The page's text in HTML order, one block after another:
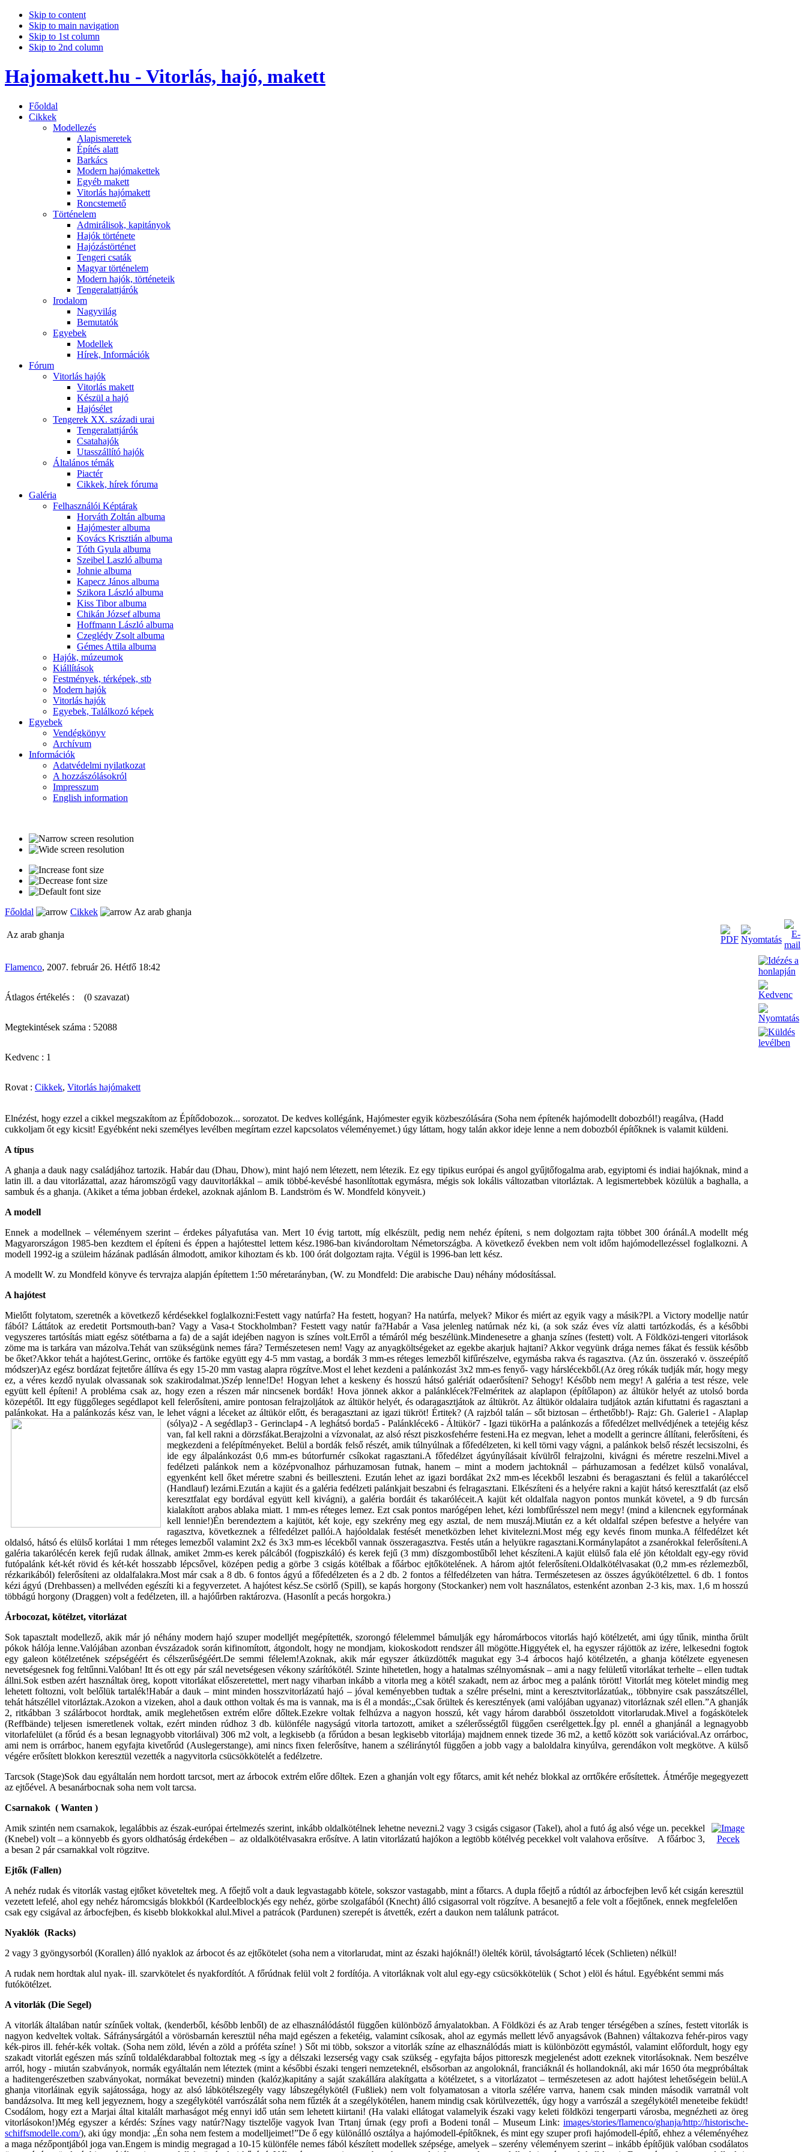
Skip to content
Skip to main navigation
Skip to 1st column
Skip to 2nd column
Hajomakett.hu - Vitorlás, hajó, makett
Főoldal
Cikkek
Modellezés
Alapismeretek
Építés alatt
Barkács
Modern hajómakettek
Egyéb makett
Vitorlás hajómakett
Roncstemető
Történelem
Admirálisok, kapitányok
Hajók története
Hajózástörténet
Tengeri csaták
Magyar történelem
Modern hajók, történeteik
Tengeralattjárók
Irodalom
Nagyvilág
Bemutatók
Egyebek
Modellek
Hírek, Információk
Fórum
Vitorlás hajók
Vitorlás makett
Készül a hajó
Hajósélet
Tengerek XX. századi urai
Tengeralattjárók
Csatahajók
Utasszállító hajók
Általános témák
Piactér
Cikkek, hírek fóruma
Galéria
Felhasználói Képtárak
Horváth Zoltán albuma
Hajómester albuma
Kovács Krisztián albuma
Tóth Gyula albuma
Szeibel Laszló albuma
Johnie albuma
Kapecz János albuma
Szikora László albuma
Kiss Tibor albuma
Chikán József albuma
Hoffmann László albuma
Czeglédy Zsolt albuma
Gémes Attila albuma
Hajók, múzeumok
Kiállítások
Festmények, térképek, stb
Modern hajók
Vitorlás hajók
Egyebek, Találkozó képek
Egyebek
Vendégkönyv
Archívum
Információk
Adatvédelmi nyilatkozat
A hozzászólásokról
Impresszum
English information
Főoldal Cikkek Az arab ghanja
Az arab ghanja
Flamenco, 2007. február 26. Hétfő 18:42
Átlagos értékelés : (0 szavazat)
Megtekintések száma : 52088
Kedvenc : 1
Rovat : Cikkek, Vitorlás hajómakett
Elnézést, hogy ezzel a cikkel megszakítom az Építődobozok... sorozatot. De kedves kollégánk, Hajómester egyik közbeszólására (Soha nem építenék hajómodellt dobozból!) reagálva, (Hadd
cukkoljam őt egy kicsit! Egyébként neki személyes levélben megírtam ezzel kapcsolatos véleményemet.) úgy láttam, hogy talán akkor ideje lenne a nem dobozból építőknek is valamit küldeni.
A típus
A ghanja a dauk nagy családjához tartozik. Habár dau (Dhau, Dhow), mint hajó nem létezett, nem létezik. Ez egy tipikus európai és angol gyűjtőfogalma arab, egyiptomi és indiai hajóknak, mind a
latin ill. a dau vitorlázattal, azaz háromszögű vagy dauvitorlákkal – amik többé-kevésbé hasonlítottak egymásra, mégis sok lokális változatban vitorláztak. A legismertebbek közülük a baghalla, a
sambuk és a ghanja. (Akiket a téma jobban érdekel, azoknak ajánlom B. Landström és W. Mondfeld könyveit.)
A modell
Ennek a modellnek – véleményem szerint – érdekes pályafutása van. Mert 10 évig tartott, míg elkészült, pedig nem nehéz építeni, s nem dolgoztam rajta többet 300 óránál.A modellt még
Magyarországon 1985-ben kezdtem el építeni és éppen a hajótesttel lettem kész.1986-ban kivándoroltam Németországba. A következő években nem volt időm hajómodellezéssel foglalkozni. A
modell 1992-ig a szüleim házának padlásán álmodott, amikor kihoztam és kb. 100 órát dolgoztam rajta. Végül is 1996-ban lett kész.
A modellt W. zu Mondfeld könyve és tervrajza alapján építettem 1:50 méretarányban, (W. zu Mondfeld: Die arabische Dau) néhány módosítással.
A hajótest
Mielőtt folytatom, szeretnék a következő kérdésekkel foglalkozni:Festett vagy natúrfa? Ha festett, hogyan? Ha natúrfa, melyek? Mikor és miért az egyik vagy a másik?Pl. a Victory modellje natúr
fából? Láttátok az eredetit Portsmouth-ban? Vagy a Vasa-t Stockholmban? Festett vagy natúr fa?Habár a Vasa jelenleg natúrnak néz ki, (a sok száz éves víz alatti tartózkodás, és a későbbi
vegyszeres tartósítás miatt egész sötétbarna a fa) de a saját idejében nagyon is színes volt.Erről a témáról még beszélünk.Mindenesetre a ghanja színes (festett) volt. A Földközi-tengeri vitorlások
zöme ma is tarkára van mázolva.Tehát van szükségünk nemes fára? Természetesen nem! Vagy az anyagköltségeket az egekbe akarjuk hajtani? Akkor vegyünk drága nemes fákat és fessük később
be őket?Akkor tehát a hajótest.Gerinc, orrtöke és fartöke együtt egy 4-5 mm vastag, a bordák 3 mm-es réteges lemezből kifűrészelve, egymásba rakva és ragasztva. (Az ún. összerakó v. összeépítő
módszer)Az egész bordázat fejtetőre állítva és egy 15-20 mm vastag alapra rögzítve.Most el lehet kezdeni a palánkozást 3x2 mm-es fenyő- vagy hárslécekből.(Az öreg rókák tudják már, hogy megy
ez, a véres kezdő nyulak olvassanak sok szakirodalmat.)Szép lenne!De! Hogyan lehet a keskeny és hosszú hátsó galériát odaerősíteni? Sehogy! Később nem megy! A galéria a test része, vele
együtt kell építeni! A probléma csak az, hogy ezen a részen már nincsenek bordák! Hova jönnek akkor a palánklécek?Felméritek az alaplapon (építőlapon) az áltükör helyét az utolsó borda
közepétől. Itt egy függőleges segédlapot kell felerősíteni, amire pontosan felrajzoljátok az áltükör helyét, és odaragasztjátok az áltükröt. Az áltükör oldalaira tudjátok aztán kifuttatni és ragasztani a
palánkokat. Ha a palánkozás kész van, le lehet vágni a léceket az áltükör előtt, és beragasztani az igazi tükröt! Értitek? (A rajzból talán – sőt biztosan – érthetőbb!)- Rajz: Gh. Galerie1 - Alaplap
(sólya)2 - A segédlap3 - Gerinclap4 - A leghátsó borda5 - Palánklécek6 - Áltükör7 - Igazi tükörHa a palánkozás a főfedélzet mellvédjének a tetejéig kész
van, fal kell rakni a dörzsfákat.Berajzolni a vízvonalat, az alsó részt piszkosfehérre festeni.Ha ez megvan, lehet a modellt a gerincre állítani, felerősíteni, és
megkezdeni a felépítményeket. Belül a bordák felső részét, amik túlnyúlnak a főfedélzeten, ki kell törni vagy vágni, a palánkok belső részét lecsiszolni, és
ide egy álpalánkozást 0,6 mm-es bútorfurnér csíkokat ragasztani.A főfedélzet ágyúnyílásait kívülről felrajzolni, kivágni és méretre reszelni.Mivel a
fedélzeti palánkok nem a középvonalhoz párhuzamosan futnak, hanem – mint a modern jachtoknál – párhuzamosan a fedélzet külső vonalával,
egyenként kell őket méretre szabni és beilleszteni. Ezután lehet az igazi bordákat 2x2 mm-es lécekből leszabni és beragasztani és felül a takaróléccel
(Handlauf) lezárni.Ezután a kajüt és a galéria fedélzeti palánkjait beszabni és felragasztani. Elkészíteni és a helyére rakni a kajüt hátsó keresztfalát (az első
keresztfalat egy bordával együtt kell kivágni), a galéria bordáit és takaróléceit.A kajüt két oldalfala nagyon pontos munkát követel, a 9 db furcsán
kialakított arabos ablaka miatt. 1 mm-es réteges lemez. Ezt csak pontos marógépen lehet, kézi lombfűrésszel nem megy! (mind a kilencnek egyformának
kell lennie!)Én berendeztem a kajütöt, két koje, egy szekrény meg egy asztal, de nem muszáj.Miután ez a két oldalfal szépen befestve a helyére van
ragasztva, következnek a félfedélzet pallói.A hajóoldalak festését menetközben lehet kivitelezni.Most még egy kevés finom munka.A félfedélzet két
oldalsó, hátsó és elülső korlátai 1 mm réteges lemezből valamint 2x2 és 3x3 mm-es lécekből vannak összeragasztva. Festés után a helyükre ragasztani.Kormánylapátot a zsanérokkal felerősíteni.A
galéria takarólécén kerek fejű rudak állnak, amiket 2mm-es kerek pálcából (fogpiszkáló) és kerek fejű (3 mm) díszgombostűből lehet készíteni.A kajüt elülső fala elé jön kétoldalt egy-egy rövid
futópalánk két-két rövid és két-két hosszabb lépcsővel, középen pedig a görbe 3 csigás kötélbak a főárboc ejtőkötelének. A három ajtót felerősíteni.Oldalkötélvasakat (0,2 mm-es rézlemezből,
rézkarikából) felerősíteni az oldalfalakra.Most már csak a 8 db. 6 fontos ágyú a főfedélzeten és a 2 db. 2 fontos a félfedélzeten van hátra. Természetesen az összes ágyúkötélzettel. 6 db. 1 fontos
kézi ágyú (Drehbassen) a mellvéden egészíti ki a fegyverzetet. A hajótest kész.Se csörlő (Spill), se kapás horgony (Stockanker) nem volt használatos, estenként azonban 2-3 kis, max. 1,6 m hosszú
többágú horgony (Draggen) volt a fedélzeten, ill. a hajóűrben raktározva. (Hasonlít a pecás horgokra.)
Árbocozat, kötélzet, vitorlázat
Sok tapasztalt modellező, akik már jó néhány modern hajó szuper modelljét megépítették, szorongó félelemmel bámulják egy háromárbocos vitorlás hajó kötélzetét, ami úgy tűnik, mintha őrült
pókok hálója lenne.Valójában azonban évszázadok során kifinomított, átgondolt, hogy ne mondjam, kiokoskodott rendszer áll mögötte.Higgyétek el, ha egyszer rájöttök az izére, lelkesedni fogtok
egy galeon kötélzetének szépségéért és célszerűségéért.De semmi félelem!Azoknak, akik már egyszer átküzdötték magukat egy 3-4 árbocos hajó kötélzetén, a ghanja kötélzete egyenesen
nevetségesnek fog feltűnni.Valóban! Itt és ott egy pár szál nevetségesen vékony szárítókötél. Szinte hihetetlen, hogy a hatalmas szélnyomásnak – ami a nagy felületű vitorlákat terhelte – ellen tudtak
állni.Sok estben azért használtak öreg, kopott vitorlákat előszeretettel, mert nagy viharban inkább a vitorla meg a kötél szakadt, nem az árboc meg a palánk törött! Vitorlát meg kötelet mindig meg
lehetett foltozni, volt belőlük tartalék!Habár a dauk – mint minden hosszvitorlázatú hajó – jóval keményebben tudtak a szélre préselni, mint a keresztvitorlázatúak,, többnyire csak passzátszéllel,
tehát hátszéllel vitorláztak.Azokon a vizeken, ahol a dauk otthon voltak és ma is vannak, ma is él a mondás:„Csak őrültek és keresztények (ami valójában ugyanaz) vitorláznak szél ellen.”A ghanják
2, ritkábban 3 szálárbocot hordtak, amik meglehetősen extrém előre dőltek.Ezekre voltak felhúzva a nagyon hosszú, két vagy három darabból összetoldott vitorlarudak.Mivel a fogáskötelek
(Reffbände) teljesen ismeretlenek voltak, ezért minden rúdhoz 3 db. különféle nagyságú vitorla tartozott, amiket a szélerősségtől függően cserélgettek.Így pl. ennél a ghanjánál a legnagyobb
vitorlafelület (a főrúd és a besan legnagyobb vitorláival) 306 m2 volt, a legkisebb (a főrúdon a besan legkisebb vitorlája) majdnem ennek tizede 36 m2, a kettő között sok variációval.Az orrárboc,
ami nem is orrárboc, hanem egyfajta kivetőrúd (Auslegerstange), ami nincs fixen felerősítve, hanem a széliránytól függően a jobb vagy a baloldalra kinyúlva, gerendákon volt megkötve. A külső
végére erősített blokkon keresztül vezették a nagyvitorla csücsökkötelét a fedélzetre.
Tarcsok (Stage)Sok dau egyáltalán nem hordott tarcsot, mert az árbocok extrém előre dőltek. Ezen a ghanján volt egy főtarcs, amit két nehéz blokkal az orrtőkére erősítettek. Átmérője megegyezett
az ejtőével. A besanárbocnak soha nem volt tarcsa.
Csarnakok ( Wanten )
Pecek
Amik szintén nem csarnakok, legalábbis az észak-európai értelmezés szerint, inkább oldalkötélnek lehetne nevezni.2 vagy 3 csigás csigasor (Takel), ahol a futó ág alsó vége un. pecekkel
(Knebel) volt – a könnyebb és gyors oldhatóság érdekében – az oldalkötélvasakra erősítve. A latin vitorlázatú hajókon a legtöbb kötélvég pecekkel volt valahova erősítve. A főárboc 3,
a besan 2 pár csarnakkal volt rögzitve.
Ejtők (Fallen)
A nehéz rudak és vitorlák vastag ejtőket követeltek meg. A főejtő volt a dauk legvastagabb kötele, sokszor vastagabb, mint a főtarcs. A dupla főejtő a rúdtól az árbocfejben levő két csigán keresztül
vezetett lefelé, ahol egy nehéz háromcsigás blokkból (Kardeelblock)és egy nehéz, görbe szolgafából (Knecht) álló csigasorral volt rögzítve. A besanejtő a fele volt a főejtőnek, ennek megfelelően
csak egy csigával az árbocfejben, és kisebb blokkokkal alul.Mivel a patrácok (Pardunen) szerepét is átvették, ezért a daukon nem találunk patrácot.
Nyaklók (Racks)
2 vagy 3 gyöngysorból (Korallen) álló nyaklok az árbocot és az ejtőkötelet (soha nem a vitorlarudat, mint az északi hajóknál!) ölelték körül, távolságtartó lécek (Schlieten) nélkül!
A rudak nem hordtak alul nyak- ill. szarvkötelet és nyakfordítót. A főrúdnak felül volt 2 fordítója. A vitorláknak volt alul egy-egy csücsökkötelük ( Schot ) elöl és hátul. Egyébként semmi más
futókötélzet.
A vitorlák (Die Segel)
A vitorlák általában natúr színűek voltak, (kenderből, később lenből) de az elhasználódástól függően különböző árnyalatokban. A Földközi és az Arab tenger térségében a színes, festett vitorlák is
nagyon kedveltek voltak. Sáfránysárgától a vörösbarnán keresztül néha majd egészen a feketéig, valamint csíkosak, ahol az egymás mellett lévő anyagsávok (Bahnen) váltakozva fehér-piros vagy
kék-piros ill. fehér-kék voltak. (Soha nem zöld, lévén a zöld a próféta színe! ) Sőt mi több, sokszor a vitorlák színe az elhasználódás miatt is különbözött egymástól, valamint előfordult, hogy egy
szakadt vitorlát egészen más színű toldalékdarabbal foltoztak meg -s így a délszaki lezserség vagy csak szükség - egyfajta bájos pittoreszk megjelenést adott ezeknek vitorlásoknak. Nem beszélve
arról, hogy - miután szabványok, normák egyáltalán nem léteztek (mint a későbbi északi tengeri nemzeteknél, elsősorban az angoloknál, franciáknál és hollandoknál, aki már 1650 óta megpróbáltak
a haditengerészetben szabványokat, normákat bevezetni) minden (kalóz)kapitány a saját szakállára alakítgatta a kötélzetet, s a vitorlázatot – természetesen az adott hajótest lehetőségein belül.A
ghanja vitorláinak egyik sajátossága, hogy az alsó lábkötélszegély vagy lábszegélykötél (Fußliek) nem volt folyamatosan a vitorla szélére varrva, hanem csak minden második varratnál volt
bandázsolva. Itt meg kell jegyeznem, hogy a szegélykötél varrószálát soha nem fűzték át a szegélykötélen, hanem mindig csak körülvezették, úgy hogy a varrószál a szegélykötél meneteibe feküdt!
Csodálom, hogy ezt a Marjai által kitalált marhaságot még ennyi idő után sem lehetett kiirtani! (Ha valaki ellátogat valamelyik északi vagy keleti földközi tengerparti városba, megnézheti az öreg
vitorlásokon!)Még egyszer a kérdés: Színes vagy natúr?Nagy tisztelője vagyok Ivan Trtanj úrnak (egy profi a Bodeni tonál – Museum Link: images/stories/flamenco/ghanja/http://historische-
schiffsmodelle.com/), aki úgy mondja: „Én soha nem festem a modelljeimet!”De ő egy különálló osztálya a hajómodell-építőknek, és mint egy szuper profi hajómodell-építő, ehhez a véleményéhez
a maga nézőpontjából joga van.Engem is mindig megragad a 10-15 különféle nemes fából készített modellek szépsége, amelyek – szerény véleményem szerint – inkább építőjük valóban csodálatos